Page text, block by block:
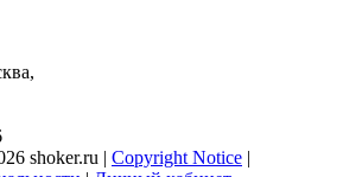
shoker.ru | Copyright Notice |